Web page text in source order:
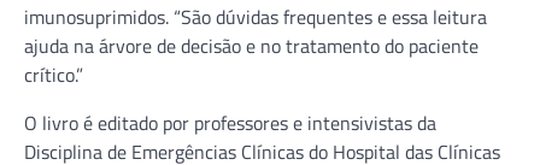
imunosuprimidos. “São dúvidas frequentes e essa leitura
ajuda na árvore de decisão e no tratamento do paciente
crítico.”
O livro é editado por professores e intensivistas da
Disciplina de Emergências Clínicas do Hospital das Clínicas